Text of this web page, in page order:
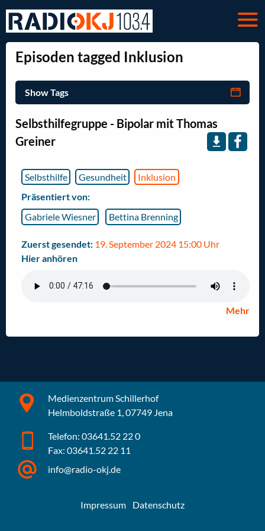
Episoden tagged Inklusion
Show Tags
Selbsthilfegruppe - Bipolar mit Thomas
Greiner
Selbsthilfe Gesundheit
Inklusion
Präsentiert von:
Gabriele Wiesner
Bettina Brenning
Zuerst gesendet: 19. September 2024 15:00 Uhr
Hier anhören
Mehr
Medienzentrum Schillerhof
Helmboldstraße 1, 07749 Jena
Telefon: 03641.52 22 0
Fax: 03641.52 22 11
info@radio-okj.de
Impressum Datenschutz